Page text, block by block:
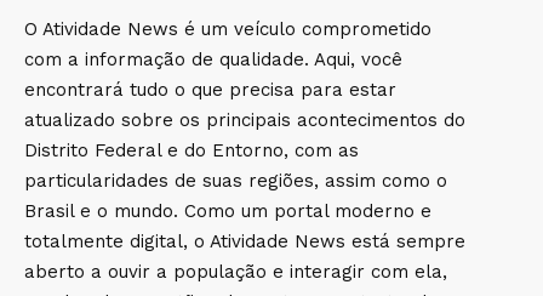
O Atividade News é um veículo comprometido
com a informação de qualidade. Aqui, você
encontrará tudo o que precisa para estar
atualizado sobre os principais acontecimentos do
Distrito Federal e do Entorno, com as
particularidades de suas regiões, assim como o
Brasil e o mundo. Como um portal moderno e
totalmente digital, o Atividade News está sempre
aberto a ouvir a população e interagir com ela,